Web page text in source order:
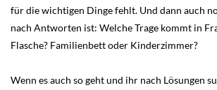
für die wichtigen Dinge fehlt. Und dann auch
nach Antworten ist: Welche Trage kommt in
Flasche? Familienbett oder Kinderzimmer?
Wenn es auch so geht und ihr nach Lösungen